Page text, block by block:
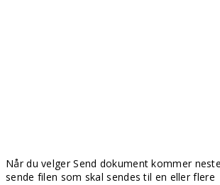
Når du velger Send dokument kommer
sende filen som skal sendes til en eller flere